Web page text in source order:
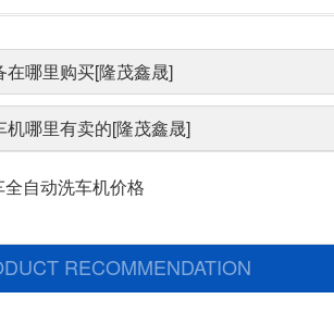
在哪里购买[隆茂鑫晟]
机哪里有卖的[隆茂鑫晟]
自动洗车机价格
RECOMMENDATION